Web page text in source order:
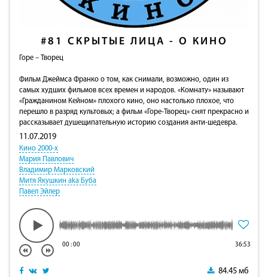
#81 СКРЫТЫЕ ЛИЦА - О КИНО
Горе – Творец
Фильм Джеймса Франко о том, как снимали, возможно, один из
самых худших фильмов всех времен и народов. «Комнату» называют
«Гражданином Кейном» плохого кино, оно настолько плохое, что
перешло в разряд культовых; а фильм «Горе-Творец» снят прекрасно и
рассказывает душещипательную историю создания анти-шедевра.
11.07.2019
Кино 2000-х
Мария Павлович
Владимир Марковский
Митя Якушкин aka Буба
Павел Эйлер
00:00 36:53
84.45 мб